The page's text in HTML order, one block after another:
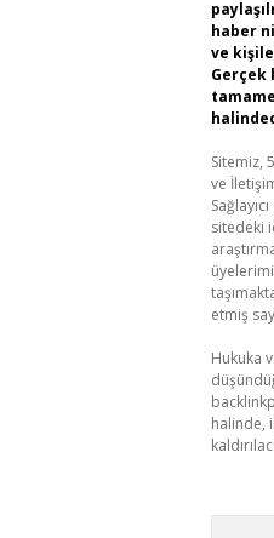
haber
ve
Gerçek
Sitemiz,
ve
sitedeki
etmiş
Hukuka
halinde,